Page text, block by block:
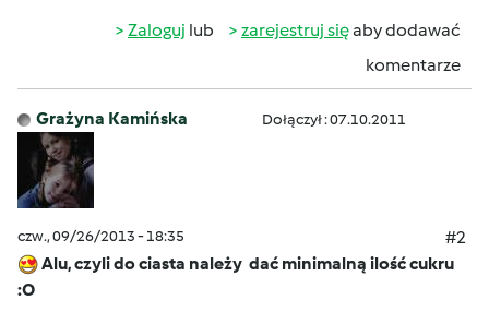
Zaloguj lub zarejestruj sięaby dodawać
komentarze
Grażyna Kamińska Dołączył : 07.10.2011
czw., 09/26/2013 - 18:35
#2
Alu, czyli do ciasta należy dać minimalną ilość cukru
:O